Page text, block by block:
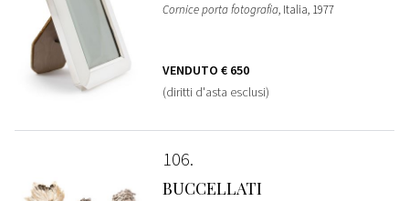
Cornice porta fotografia, Italia, 1977
VENDUTO € 650
(diritti d'asta esclusi)
106
BUCCELLATI